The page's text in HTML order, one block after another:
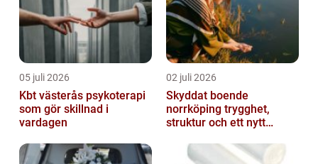
05 juli 2026
Kbt västerås psykoterapi
som gör skillnad i
vardagen
02 juli 2026
Skyddat boende
norrköping trygghet,
struktur och ett nytt